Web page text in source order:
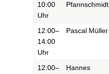
10:00
Uhr
Pfannschmidt
12:00–
14:00
Uhr
Pascal Müller
12:00–
Hannes